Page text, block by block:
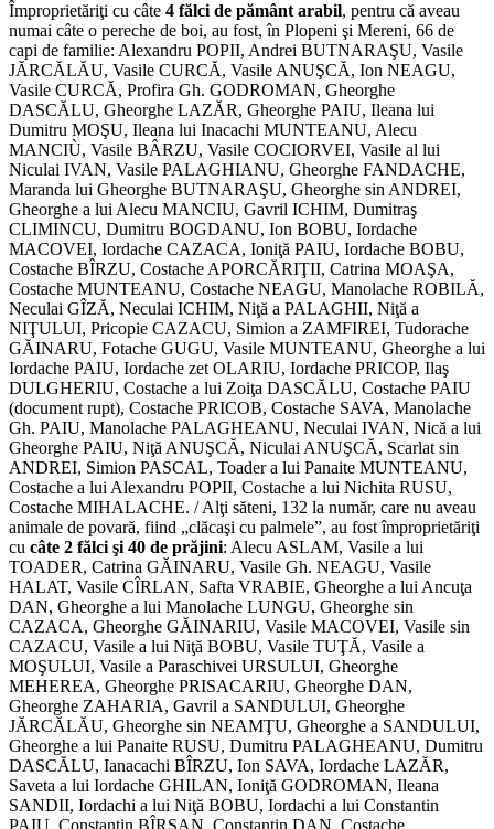
Împroprietăriţi cu câte 4 fălci de pământ arabil, pentru că aveau
numai câte o pereche de boi, au fost, în Plopeni şi Mereni, 66 de
capi de familie: Alexandru POPII, Andrei BUTNARAŞU, Vasile
JĂRCĂLĂU, Vasile CURCĂ, Vasile ANUŞCĂ, Ion NEAGU,
Vasile CURCĂ, Profira Gh. GODROMAN, Gheorghe
DASCĂLU, Gheorghe LAZĂR, Gheorghe PAIU, Ileana lui
Dumitru MOŞU, Ileana lui Inacachi MUNTEANU, Alecu
MANCIÙ, Vasile BÂRZU, Vasile COCIORVEI, Vasile al lui
Niculai IVAN, Vasile PALAGHIANU, Gheorghe FANDACHE,
Maranda lui Gheorghe BUTNARAŞU, Gheorghe sin ANDREI,
Gheorghe a lui Alecu MANCIU, Gavril ICHIM, Dumitraş
CLIMINCU, Dumitru BOGDANU, Ion BOBU, Iordache
MACOVEI, Iordache CAZACA, Ioniţă PAIU, Iordache BOBU,
Costache BÎRZU, Costache APORCĂRIŢII, Catrina MOAŞA,
Costache MUNTEANU, Costache NEAGU, Manolache ROBILĂ,
Neculai GÎZĂ, Neculai ICHIM, Niţă a PALAGHII, Niţă a
NIŢULUI, Pricopie CAZACU, Simion a ZAMFIREI, Tudorache
GĂINARU, Fotache GUGU, Vasile MUNTEANU, Gheorghe a lui
Iordache PAIU, Iordache zet OLARIU, Iordache PRICOP, Ilaş
DULGHERIU, Costache a lui Zoiţa DASCĂLU, Costache PAIU
(document rupt), Costache PRICOB, Costache SAVA, Manolache
Gh. PAIU, Manolache PALAGHEANU, Neculai IVAN, Nică a lui
Gheorghe PAIU, Niţă ANUŞCĂ, Niculai ANUŞCĂ, Scarlat sin
ANDREI, Simion PASCAL, Toader a lui Panaite MUNTEANU,
Costache a lui Alexandru POPII, Costache a lui Nichita RUSU,
Costache MIHALACHE. / Alţi săteni, 132 la număr, care nu aveau
animale de povară, fiind „clăcaşi cu palmele”, au fost împroprietăriţi
cu câte 2 fălci şi 40 de prăjini: Alecu ASLAM, Vasile a lui
TOADER, Catrina GĂINARU, Vasile Gh. NEAGU, Vasile
HALAT, Vasile CÎRLAN, Safta VRABIE, Gheorghe a lui Ancuţa
DAN, Gheorghe a lui Manolache LUNGU, Gheorghe sin
CAZACA, Gheorghe GĂINARIU, Vasile MACOVEI, Vasile sin
CAZACU, Vasile a lui Niţă BOBU, Vasile TUŢĂ, Vasile a
MOŞULUI, Vasile a Paraschivei URSULUI, Gheorghe
MEHEREA, Gheorghe PRISACARIU, Gheorghe DAN,
Gheorghe ZAHARIA, Gavril a SANDULUI, Gheorghe
JĂRCĂLĂU, Gheorghe sin NEAMŢU, Gheorghe a SANDULUI,
Gheorghe a lui Panaite RUSU, Dumitru PALAGHEANU, Dumitru
DASCĂLU, Ianacachi BÎRZU, Ion SAVA, Iordache LAZĂR,
Saveta a lui Iordache GHILAN, Ioniţă GODROMAN, Ileana
SANDII, Iordachi a lui Niţă BOBU, Iordachi a lui Constantin